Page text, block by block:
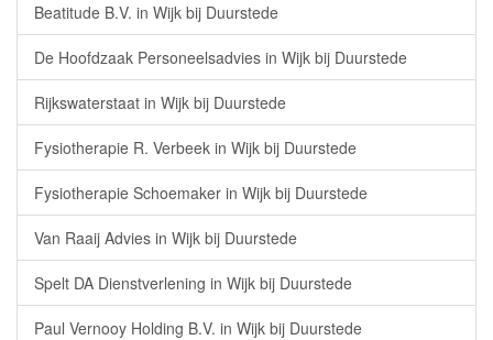
Beatitude B.V. in Wijk bij Duurstede
De Hoofdzaak Personeelsadvies in Wijk bij Duurstede
Rijkswaterstaat in Wijk bij Duurstede
Fysiotherapie R. Verbeek in Wijk bij Duurstede
Fysiotherapie Schoemaker in Wijk bij Duurstede
Van Raaij Advies in Wijk bij Duurstede
Spelt DA Dienstverlening in Wijk bij Duurstede
Paul Vernooy Holding B.V. in Wijk bij Duurstede